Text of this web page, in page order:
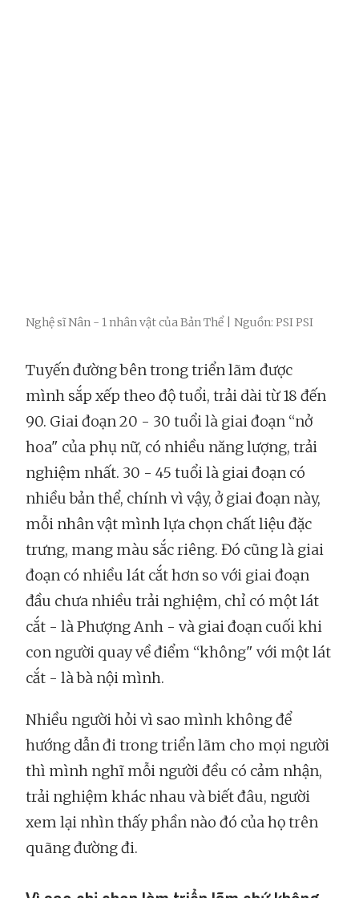
Nghệ sĩ Nân - 1 nhân vật của Bản Thể | Nguồn: PSI PSI
Tuyến đường bên trong triển lãm được
mình sắp xếp theo độ tuổi, trải dài từ 18 đến
90. Giai đoạn 20 - 30 tuổi là giai đoạn “nở
hoa" của phụ nữ, có nhiều năng lượng, trải
nghiệm nhất. 30 - 45 tuổi là giai đoạn có
nhiều bản thể, chính vì vậy, ở giai đoạn này,
mỗi nhân vật mình lựa chọn chất liệu đặc
trưng, mang màu sắc riêng. Đó cũng là giai
đoạn có nhiều lát cắt hơn so với giai đoạn
đầu chưa nhiều trải nghiệm, chỉ có một lát
cắt - là Phượng Anh - và giai đoạn cuối khi
con người quay về điểm “không" với một lát
cắt - là bà nội mình.
Nhiều người hỏi vì sao mình không để
hướng dẫn đi trong triển lãm cho mọi người
thì mình nghĩ mỗi người đều có cảm nhận,
trải nghiệm khác nhau và biết đâu, người
xem lại nhìn thấy phần nào đó của họ trên
quãng đường đi.